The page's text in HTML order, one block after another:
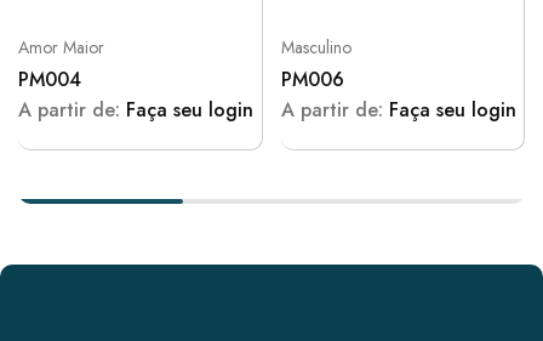
Amor Maior
PM004
A partir de: Faça seu login
Masculino
PM006
A partir de: Faça seu login